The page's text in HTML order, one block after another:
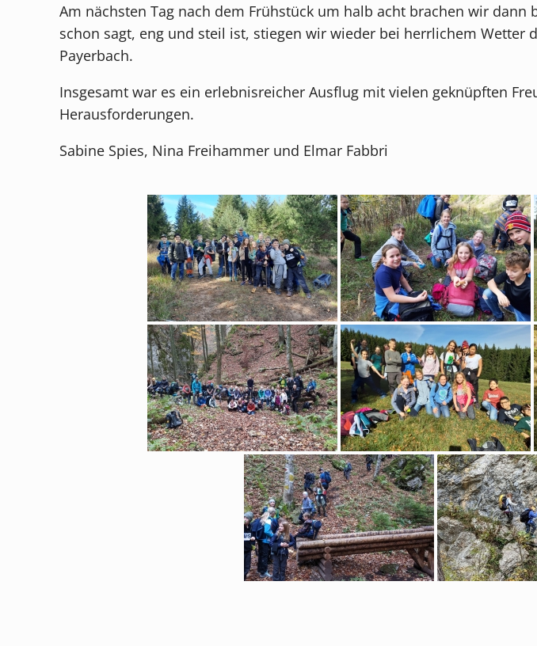
Am nächsten Tag nach dem Frühstück um halb acht brachen wir dann
schon sagt, eng und steil ist, stiegen wir wieder bei herrlichem Wetter
Payerbach.
Insgesamt war es ein erlebnisreicher Ausflug mit vielen geknüpften
Herausforderungen.
Sabine Spies, Nina Freihammer und Elmar Fabbri